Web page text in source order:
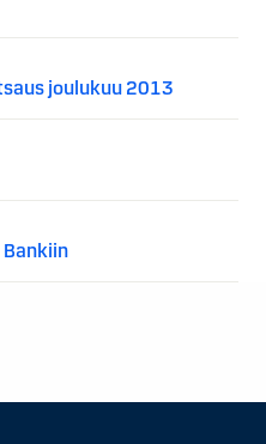
joulukuu 2013